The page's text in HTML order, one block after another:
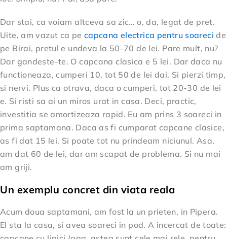
Dar stai, ca voiam altceva sa zic… o, da, legat de pret.
Uite, am vazut ca pe capcana electrica pentru soareci de
pe Birai, pretul e undeva la 50-70 de lei. Pare mult, nu?
Dar gandeste-te. O capcana clasica e 5 lei. Dar daca nu
functioneaza, cumperi 10, tot 50 de lei dai. Si pierzi timp,
si nervi. Plus ca otrava, daca o cumperi, tot 20-30 de lei
e. Si risti sa ai un miros urat in casa. Deci, practic,
investitia se amortizeaza rapid. Eu am prins 3 soareci in
prima saptamana. Daca as fi cumparat capcane clasice,
as fi dat 15 lei. Si poate tot nu prindeam niciunul. Asa,
am dat 60 de lei, dar am scapat de problema. Si nu mai
am griji.
Un exemplu concret din viata reala
Acum doua saptamani, am fost la un prieten, in Pipera.
El sta la casa, si avea soareci in pod. A incercat de toate: